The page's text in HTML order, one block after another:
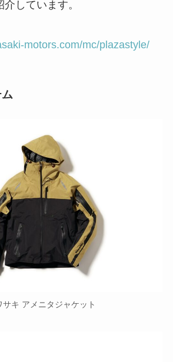
介しています。
motors.com/mc/plazastyle/
サキ アメニタジャケット